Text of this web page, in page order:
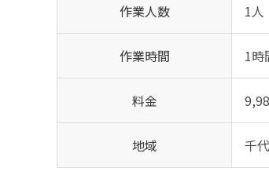
作業人数 1人
作業時間 1時
料金
地域 千